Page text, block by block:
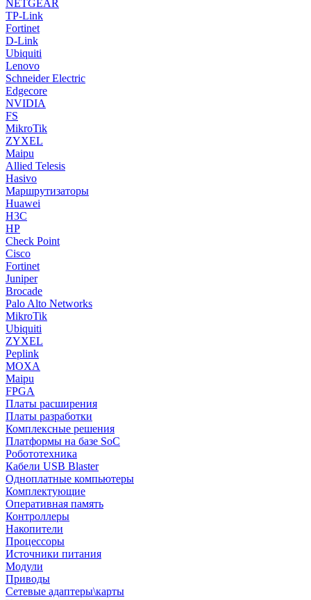
NETGEAR
TP-Link
Fortinet
D-Link
Ubiquiti
Lenovo
Schneider Electric
Edgecore
NVIDIA
FS
MikroTik
ZYXEL
Maipu
Allied Telesis
Hasivo
Маршрутизаторы
Huawei
H3C
HP
Check Point
Cisco
Fortinet
Juniper
Brocade
Palo Alto Networks
MikroTik
Ubiquiti
ZYXEL
Peplink
MOXA
Maipu
FPGA
Платы расширения
Платы разработки
Комплексные решения
Платформы на базе SoC
Робототехника
Кабели USB Blaster
Одноплатные компьютеры
Комплектующие
Оперативная память
Контроллеры
Накопители
Процессоры
Источники питания
Модули
Приводы
Сетевые адаптеры\карты